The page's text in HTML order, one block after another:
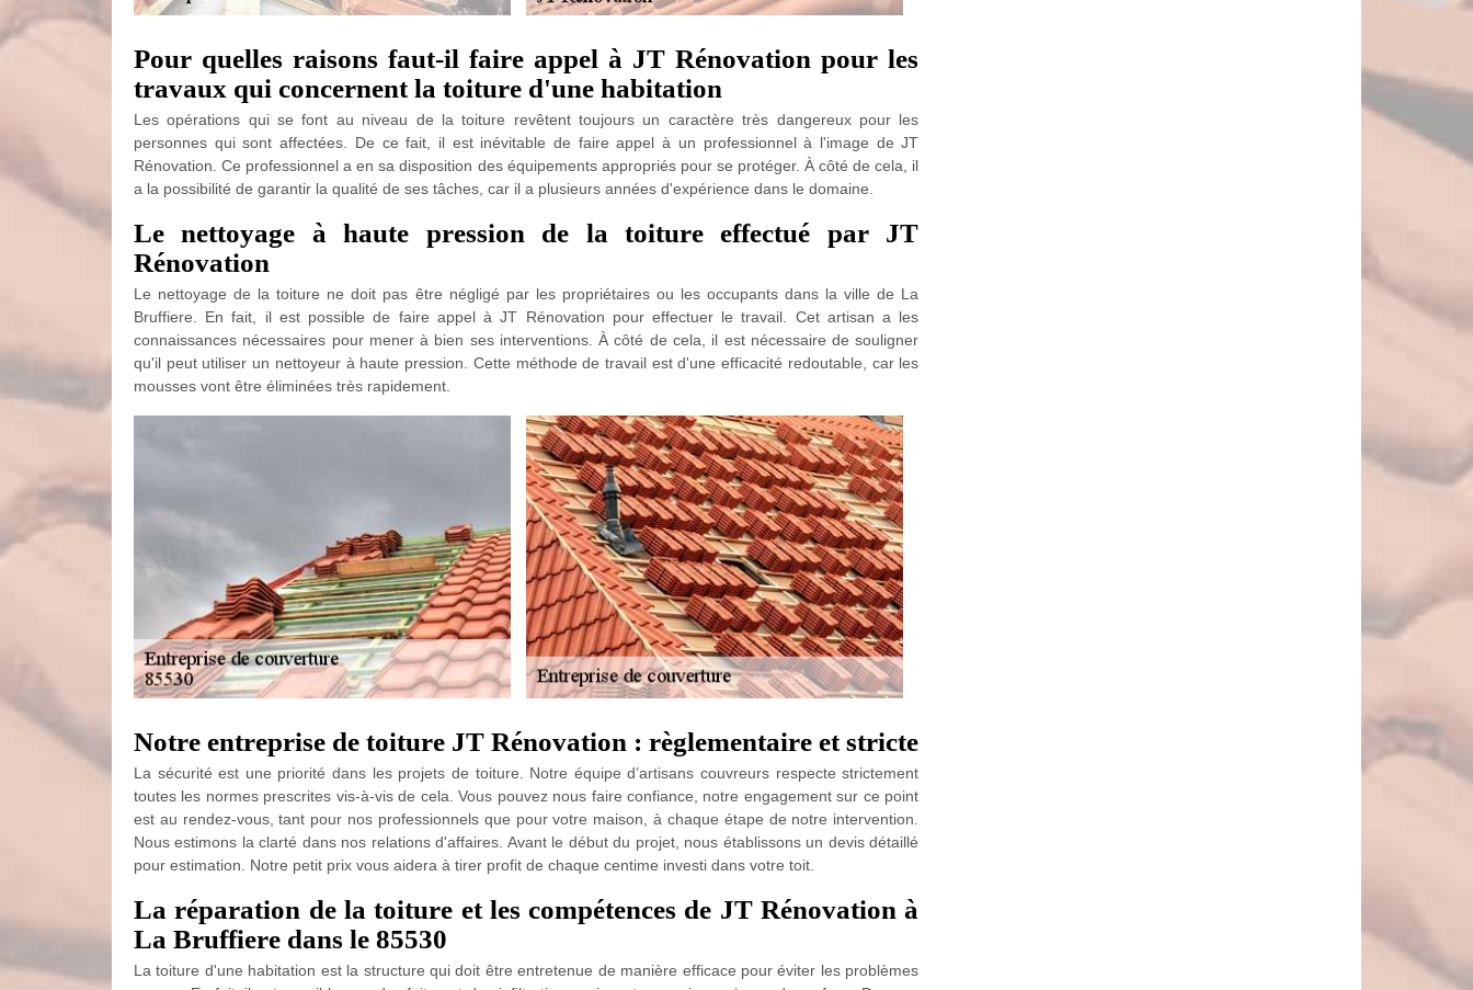
Pour quelles raisons faut-il faire appel à JT Rénovation pour les
travaux qui concernent la toiture d'une habitation
Les opérations qui se font au niveau de la toiture revêtent toujours un caractère très dangereux pour les
personnes qui sont affectées. De ce fait, il est inévitable de faire appel à un professionnel à l'image de JT
Rénovation. Ce professionnel a en sa disposition des équipements appropriés pour se protéger. À côté de cela, il
a la possibilité de garantir la qualité de ses tâches, car il a plusieurs années d'expérience dans le domaine.
Le nettoyage à haute pression de la toiture effectué par JT
Rénovation
Le nettoyage de la toiture ne doit pas être négligé par les propriétaires ou les occupants dans la ville de La
Bruffiere. En fait, il est possible de faire appel à JT Rénovation pour effectuer le travail. Cet artisan a les
connaissances nécessaires pour mener à bien ses interventions. À côté de cela, il est nécessaire de souligner
qu'il peut utiliser un nettoyeur à haute pression. Cette méthode de travail est d'une efficacité redoutable, car les
mousses vont être éliminées très rapidement.
Notre entreprise de toiture JT Rénovation : règlementaire et stricte
La sécurité est une priorité dans les projets de toiture. Notre équipe d’artisans couvreurs respecte strictement
toutes les normes prescrites vis-à-vis de cela. Vous pouvez nous faire confiance, notre engagement sur ce point
est au rendez-vous, tant pour nos professionnels que pour votre maison, à chaque étape de notre intervention.
Nous estimons la clarté dans nos relations d'affaires. Avant le début du projet, nous établissons un devis détaillé
pour estimation. Notre petit prix vous aidera à tirer profit de chaque centime investi dans votre toit.
La réparation de la toiture et les compétences de JT Rénovation à
La Bruffiere dans le 85530
La toiture d'une habitation est la structure qui doit être entretenue de manière efficace pour éviter les problèmes